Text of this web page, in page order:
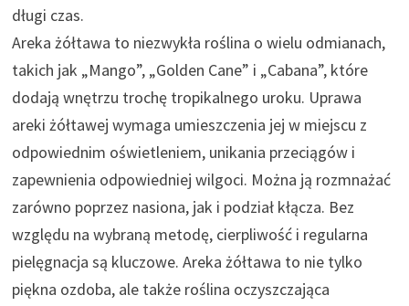
długi czas.
Areka żółtawa to niezwykła roślina o wielu odmianach,
takich jak „Mango”, „Golden Cane” i „Cabana”, które
dodają wnętrzu trochę tropikalnego uroku. Uprawa
areki żółtawej wymaga umieszczenia jej w miejscu z
odpowiednim oświetleniem, unikania przeciągów i
zapewnienia odpowiedniej wilgoci. Można ją rozmnażać
zarówno poprzez nasiona, jak i podział kłącza. Bez
względu na wybraną metodę, cierpliwość i regularna
pielęgnacja są kluczowe. Areka żółtawa to nie tylko
piękna ozdoba, ale także roślina oczyszczająca